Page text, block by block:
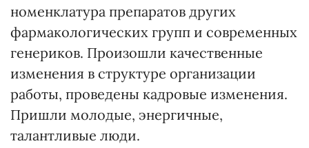
номенклатура препаратов других
фармакологических групп и современных
генериков. Произошли качественные
изменения в структуре организации
работы, проведены кадровые изменения.
Пришли молодые, энергичные,
талантливые люди.